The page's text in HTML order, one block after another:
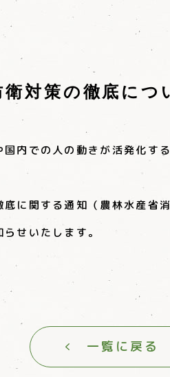
対策の徹底につ
内での人の動きが活発化す
に関する通知（農林水産省
せいたします。
一覧に戻る